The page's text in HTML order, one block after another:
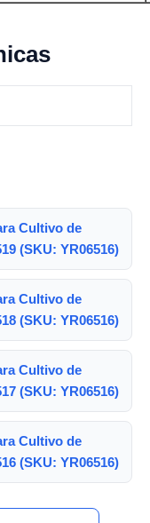
Cultivo de
(SKU: YR06516)
Cultivo de
(SKU: YR06516)
Cultivo de
(SKU: YR06516)
Cultivo de
(SKU: YR06516)